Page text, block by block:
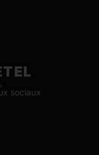
sociaux